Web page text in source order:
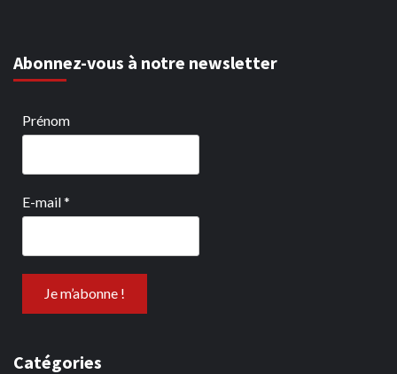
Abonnez-vous à notre newsletter
Prénom
E-mail*
Catégories